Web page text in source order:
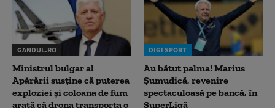
GANDUL.RO
Ministrul bulgar al
Apărării susține că puterea
exploziei și coloana de fum
arată că drona transporta o
DIGI SPORT
Au bătut palma! Marius
Șumudică, revenire
spectaculoasă pe bancă, în
SuperLigă